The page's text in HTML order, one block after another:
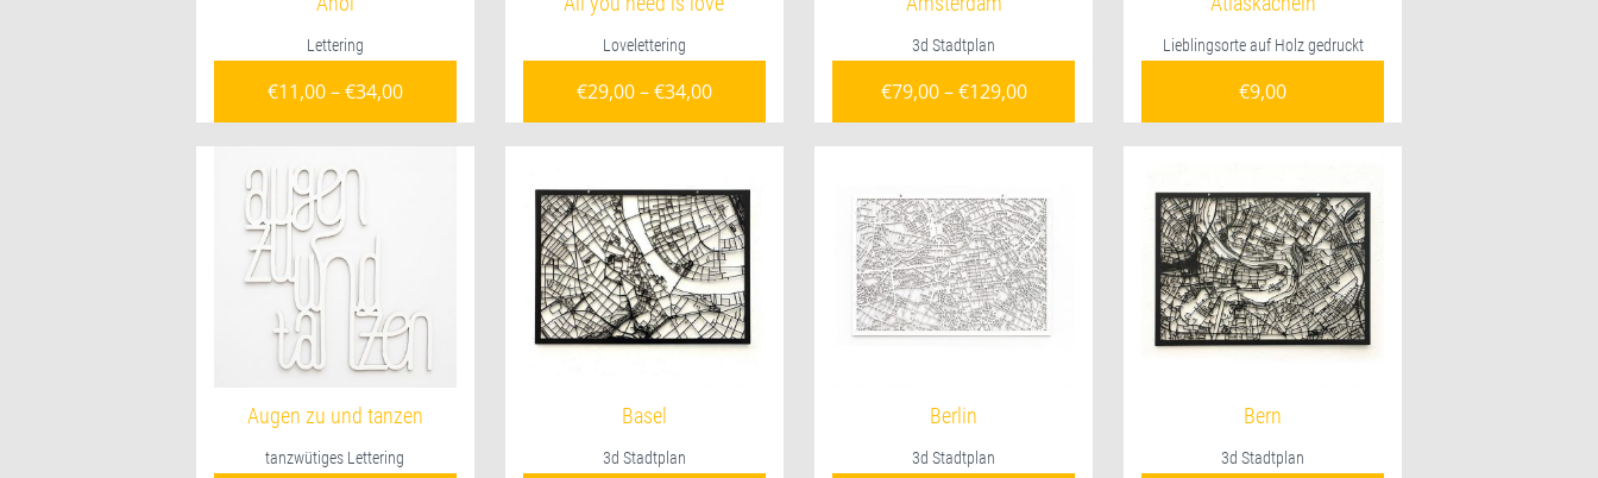
Lettering
€11,00–€34,00
Lovelettering
€29,00–€34,00
3d Stadtplan
€79,00–€129,00
Lieblingsorte auf Holz gedruckt
€9,00
Augen zu und tanzen
tanzwütiges Lettering
Basel
3d Stadtplan
Berlin
3d Stadtplan
Bern
3d Stadtplan